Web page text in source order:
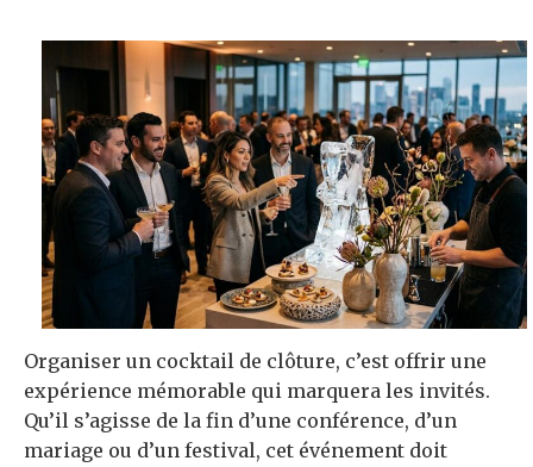
Organiser un cocktail de clôture, c’est offrir une
expérience mémorable qui marquera les invités.
Qu’il s’agisse de la fin d’une conférence, d’un
mariage ou d’un festival, cet événement doit